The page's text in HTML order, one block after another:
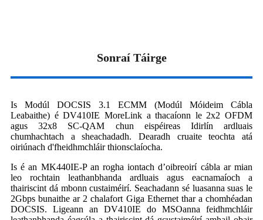
Sonraí Táirge
Is Modúl DOCSIS 3.1 ECMM (Modúl Móideim Cábla
Leabaithe) é DV410IE MoreLink a thacaíonn le 2x2 OFDM
agus 32x8 SC-QAM chun eispéireas Idirlín ardluais
chumhachtach a sheachadadh. Dearadh cruaite teochta atá
oiriúnach d'fheidhmchláir thionsclaíocha.
Is é an MK440IE-P an rogha iontach d’oibreoirí cábla ar mian
leo rochtain leathanbhanda ardluais agus eacnamaíoch a
thairiscint dá mbonn custaiméirí. Seachadann sé luasanna suas le
2Gbps bunaithe ar 2 chalafort Giga Ethernet thar a chomhéadan
DOCSIS. Ligeann an DV410IE do MSOanna feidhmchláir